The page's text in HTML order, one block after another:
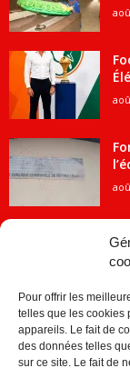
Pour offrir les
telles que les cookies
appareils. Le fait de
des données telles
sur ce site. Le fait de
CATÉGORIE
ACTUALITES
Economie